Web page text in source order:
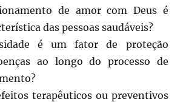
de amor com Deus é
das pessoas saudáveis?
é um fator de proteção
ao longo do processo de
terapêuticos ou preventivos